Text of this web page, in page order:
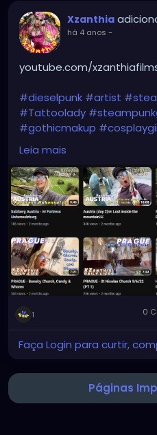
Xzanthia
há 4 anos -
youtube.com/
#dieselpunk #artist
#Tattoolady
#gothicmakup
#metal
Leia mais
1 0
Faça Login para curtir,
Páginas